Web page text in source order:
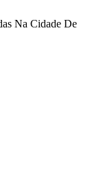
Na Cidade De